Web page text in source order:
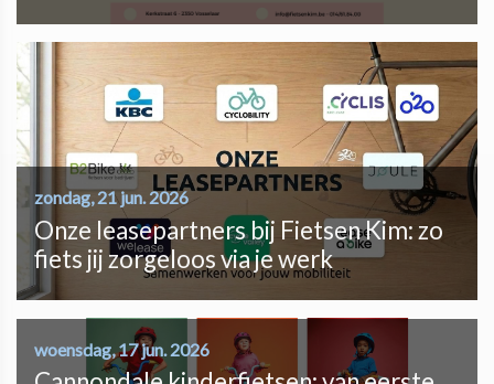
zondag, 21 jun. 2026
Onze leasepartners bij Fietsen Kim: zo
fiets jij zorgeloos via je werk
woensdag, 17 jun. 2026